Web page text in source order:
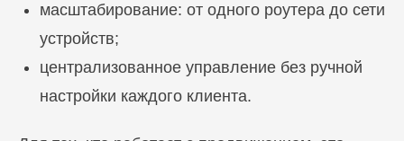
масштабирование: от одного роутера до сети
устройств;
централизованное управление без ручной
настройки каждого клиента.